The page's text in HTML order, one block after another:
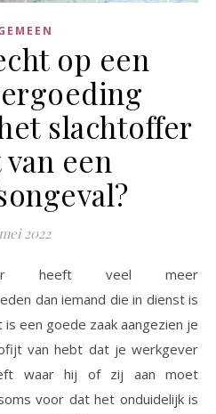
op een
slachtoffer
een
2022
heeft veel meer
dan iemand die in dienst is
een goede zaak aangezien je
van hebt dat je werkgever
waar hij of zij aan moet
voor dat het onduidelijk is